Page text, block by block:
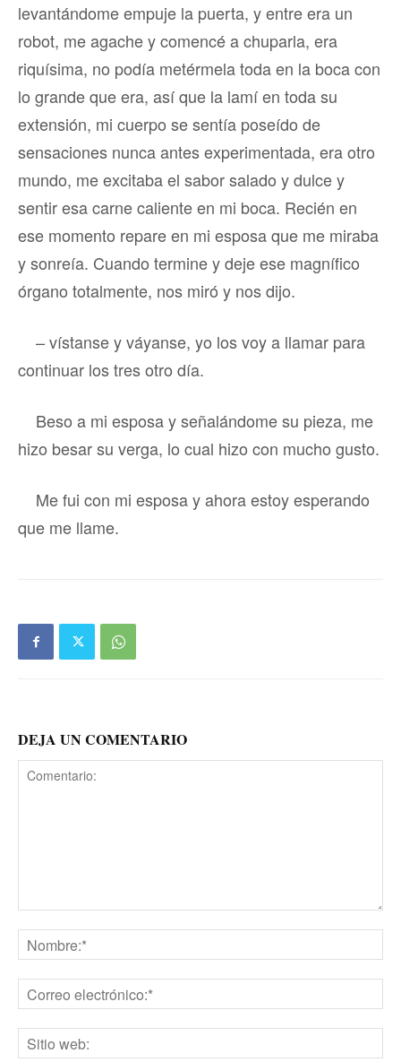
levantándome empuje la puerta, y entre era un
robot, me agache y comencé a chuparla, era
riquísima, no podía metérmela toda en la boca con
lo grande que era, así que la lamí en toda su
extensión, mi cuerpo se sentía poseído de
sensaciones nunca antes experimentada, era otro
mundo, me excitaba el sabor salado y dulce y
sentir esa carne caliente en mi boca. Recién en
ese momento repare en mi esposa que me miraba
y sonreía. Cuando termine y deje ese magnífico
órgano totalmente, nos miró y nos dijo.
– vístanse y váyanse, yo los voy a llamar para
continuar los tres otro día.
Beso a mi esposa y señalándome su pieza, me
hizo besar su verga, lo cual hizo con mucho gusto.
Me fui con mi esposa y ahora estoy esperando
que me llame.
DEJA UN COMENTARIO